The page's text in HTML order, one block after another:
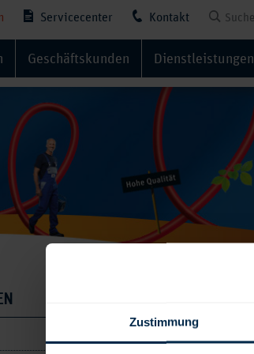
Zustimmung
Servicecenter Kontakt
Geschäftskunden Dienstleistungen